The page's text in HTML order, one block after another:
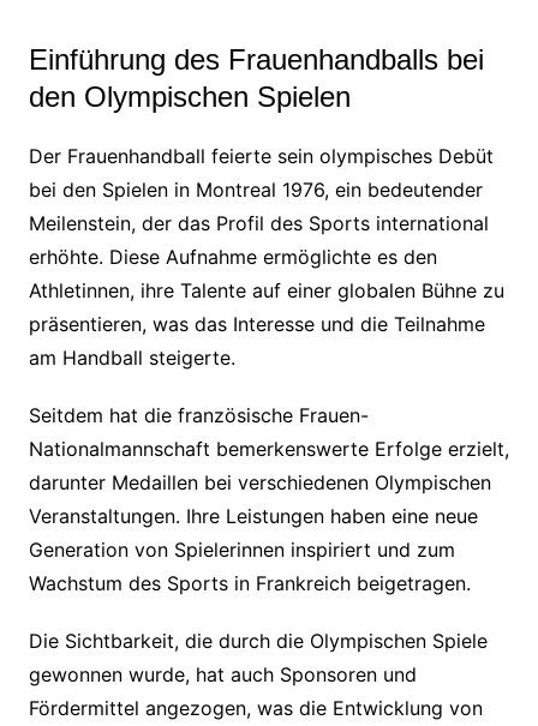
Einführung des Frauenhandballs bei
den Olympischen Spielen
Der Frauenhandball feierte sein olympisches Debüt
bei den Spielen in Montreal 1976, ein bedeutender
Meilenstein, der das Profil des Sports international
erhöhte. Diese Aufnahme ermöglichte es den
Athletinnen, ihre Talente auf einer globalen Bühne zu
präsentieren, was das Interesse und die Teilnahme
am Handball steigerte.
Seitdem hat die französische Frauen-
Nationalmannschaft bemerkenswerte Erfolge erzielt,
darunter Medaillen bei verschiedenen Olympischen
Veranstaltungen. Ihre Leistungen haben eine neue
Generation von Spielerinnen inspiriert und zum
Wachstum des Sports in Frankreich beigetragen.
Die Sichtbarkeit, die durch die Olympischen Spiele
gewonnen wurde, hat auch Sponsoren und
Fördermittel angezogen, was die Entwicklung von